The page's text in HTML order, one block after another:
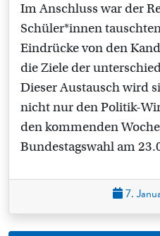
Im Anschluss war der
Schüler*innen
Eindrücke von den
die Ziele der
Dieser Austausch wird
nicht nur den Politik-
den kommenden
Bundestagswahl am
7.